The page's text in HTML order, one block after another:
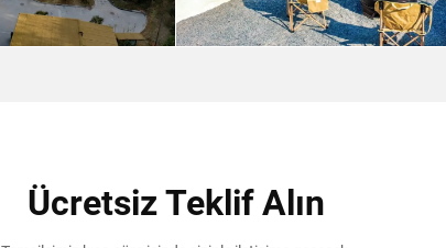
Ücretsiz Teklif Alın